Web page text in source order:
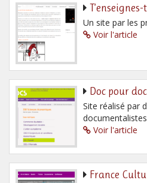
T’enseignes-
Un site par les
Voir l'article
Doc pour
Site réalisé par
documentalistes
Voir l'article
France